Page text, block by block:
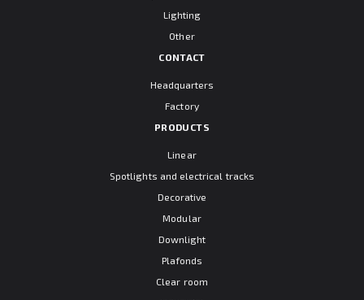
Lighting
Other
CONTACT
Headquarters
Factory
PRODUCTS
Linear
Spotlights and electrical tracks
Decorative
Modular
Downlight
Plafonds
Clear room